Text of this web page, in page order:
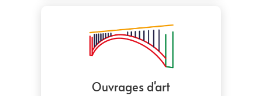
Ouvrages d'art